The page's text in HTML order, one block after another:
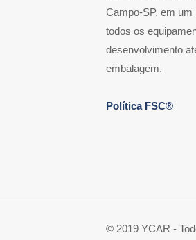
Campo-SP, em um
todos os
desenvolvimento
embalagem.
Política FSC®
© 2019 YCAR -